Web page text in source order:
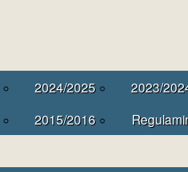
2024/2025
2023/
2015/2016